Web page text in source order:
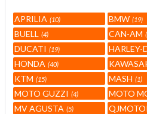
APRILIA 10 BMW 19
BUELL 4 CAN-AM
DUCATI 19 HARLEY-
HONDA 40
KTM 15 MASH 1
MOTO GUZZI 4 MOTO
MV AGUSTA 5